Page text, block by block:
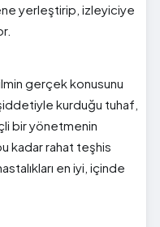
yerleştirip, izleyiciye
gerçek konusunu
kurduğu tuhaf,
bir yönetmenin
kadar rahat teşhis
en iyi, içinde